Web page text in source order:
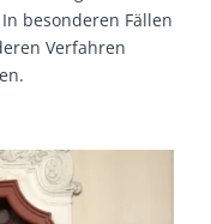
besonderen Fällen
Verfahren